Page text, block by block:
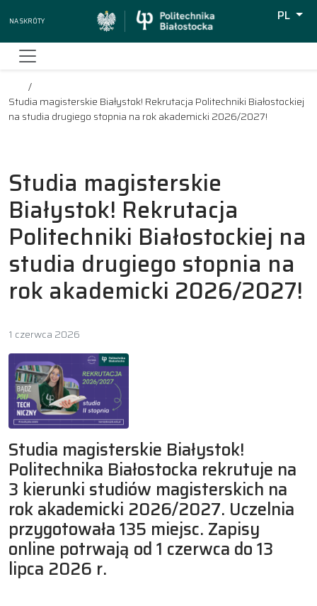
Na skróty
PL
Studia magisterskie Białystok! Rekrutacja Politechniki Białostockiej
na studia drugiego stopnia na rok akademicki 2026/2027!
Studia magisterskie
Białystok! Rekrutacja
Politechniki Białostockiej na
studia drugiego stopnia na
rok akademicki 2026/2027!
1 czerwca 2026
Studia magisterskie Białystok!
Politechnika Białostocka rekrutuje na
3 kierunki studiów magisterskich na
rok akademicki 2026/2027. Uczelnia
przygotowała 135 miejsc. Zapisy
online potrwają od 1 czerwca do 13
lipca 2026 r.